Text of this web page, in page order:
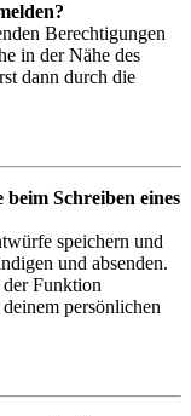
Berechtigungen
in der Nähe des
dann durch die
Schreiben eines
speichern und
und absenden.
der Funktion
persönlichen